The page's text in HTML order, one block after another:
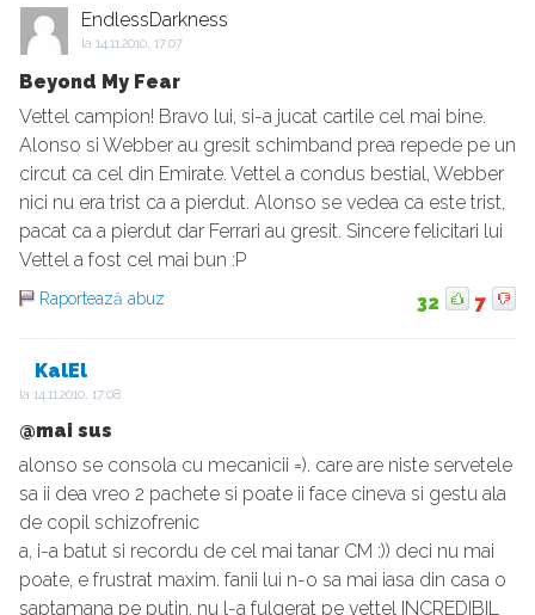
EndlessDarkness
la 14.11.2010, 17:07
Beyond My Fear
Vettel campion! Bravo lui, si-a jucat cartile cel mai bine.
Alonso si Webber au gresit schimband prea repede pe un
circut ca cel din Emirate. Vettel a condus bestial, Webber
nici nu era trist ca a pierdut. Alonso se vedea ca este trist,
pacat ca a pierdut dar Ferrari au gresit. Sincere felicitari lui
Vettel a fost cel mai bun :P
Raportează abuz 32 7
KalEl
la 14.11.2010, 17:08
@mai sus
alonso se consola cu mecanicii =). care are niste servetele
sa ii dea vreo 2 pachete si poate ii face cineva si gestu ala
de copil schizofrenic
a, i-a batut si recordu de cel mai tanar CM :)) deci nu mai
poate, e frustrat maxim. fanii lui n-o sa mai iasa din casa o
saptamana pe putin. nu l-a fulgerat pe vettel INCREDIBIL